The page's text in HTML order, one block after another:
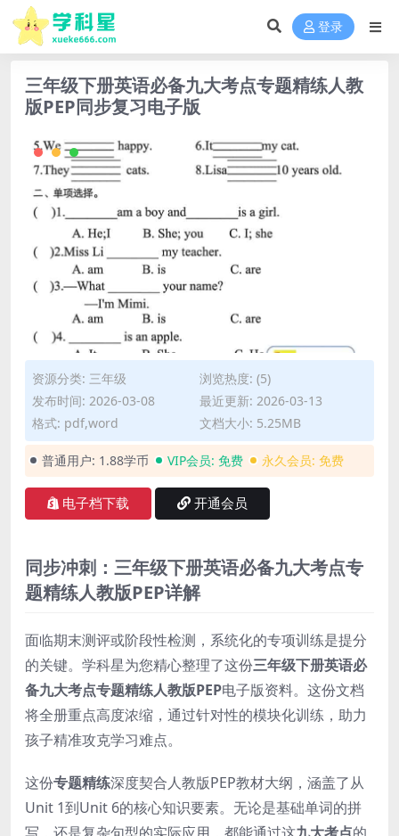
登录
三年级下册英语必备九大考点专题精练人教
版PEP同步复习电子版
资源分类: 三年级
浏览热度: (5)
发布时间: 2026-03-08
最近更新: 2026-03-13
格式: pdf,word
文档大小: 5.25MB
普通用户: 1.88学币 VIP会员: 免费 永久会员: 免费
电子档下载 开通会员
同步冲刺：三年级下册英语必备九大考点专
题精练人教版PEP详解
面临期末测评或阶段性检测，系统化的专项训练是提分
的关键。学科星为您精心整理了这份三年级下册英语必
备九大考点专题精练人教版PEP电子版资料。这份文档
将全册重点高度浓缩，通过针对性的模块化训练，助力
孩子精准攻克学习难点。
这份专题精练深度契合人教版PEP教材大纲，涵盖了从
Unit 1到Unit 6的核心知识要素。无论是基础单词的拼